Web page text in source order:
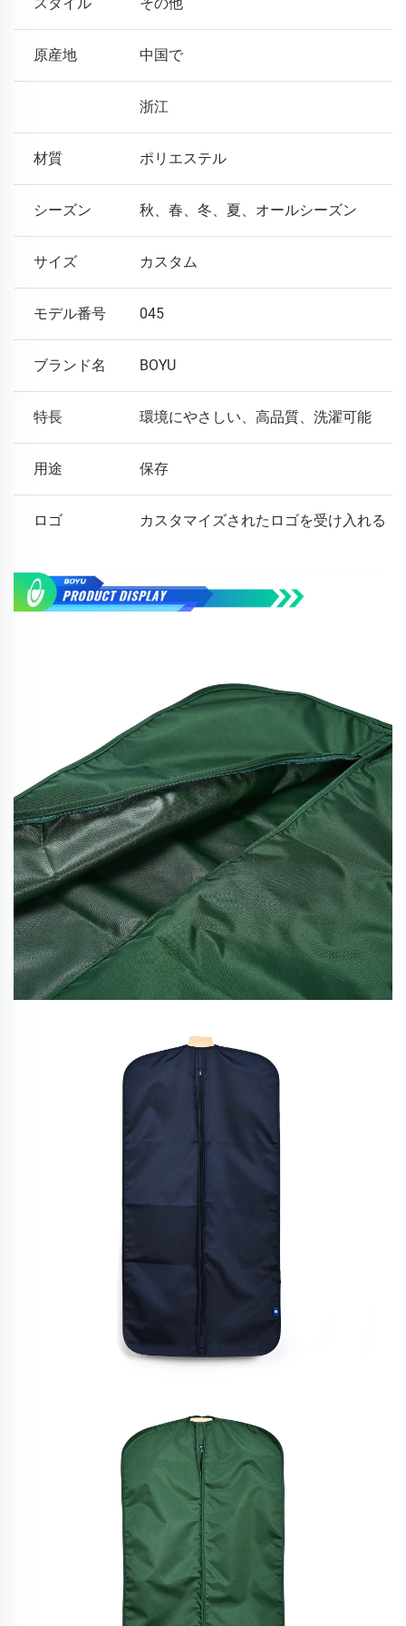
スタイル その他
原産地 中国で
浙江
材質 ポリエステル
シーズン 秋、春、冬、夏、オールシーズン
サイズ カスタム
モデル番号 045
ブランド名 BOYU
特長 環境にやさしい、高品質、洗濯可能
用途 保存
ロゴ カスタマイズされたロゴを受け入れる